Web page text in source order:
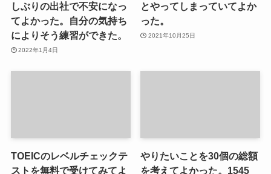
しぶりの出社で不安になっ
てよかった。自分の気持ち
によりそう練習ができた。
2022年1月4日
とやってしまっていてよか
った。
2021年10月25日
TOEICのレベルチェックテ
ストを無料で受けてみてよ
やりたいことを30個の総額
を考えてよかった。1545